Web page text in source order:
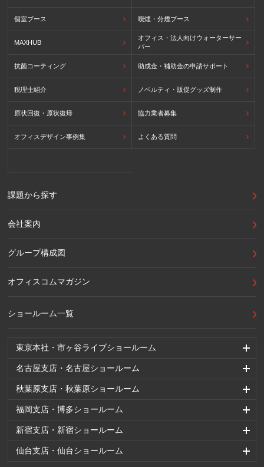
東京本社・市ヶ谷ライブショールーム
名古屋支店・名古屋ショールーム
秋葉原支店・秋葉原ショールーム
福岡支店・博多ショールーム
新宿支店・新宿ショールーム
仙台支店・仙台ショールーム
個室ブース 喫煙・分煙ブース
MAXHUB
オフィス・法人向けウォーターサー
バー
抗菌コーティング 助成金・補助金の申請サポート
税理士紹介 ノベルティ・販促グッズ制作
原状回復・原状復帰 協力業者募集
オフィスデザイン事例集 よくある質問
課題から探す
会社案内
グループ構成図
オフィスコムマガジン
ショールーム一覧